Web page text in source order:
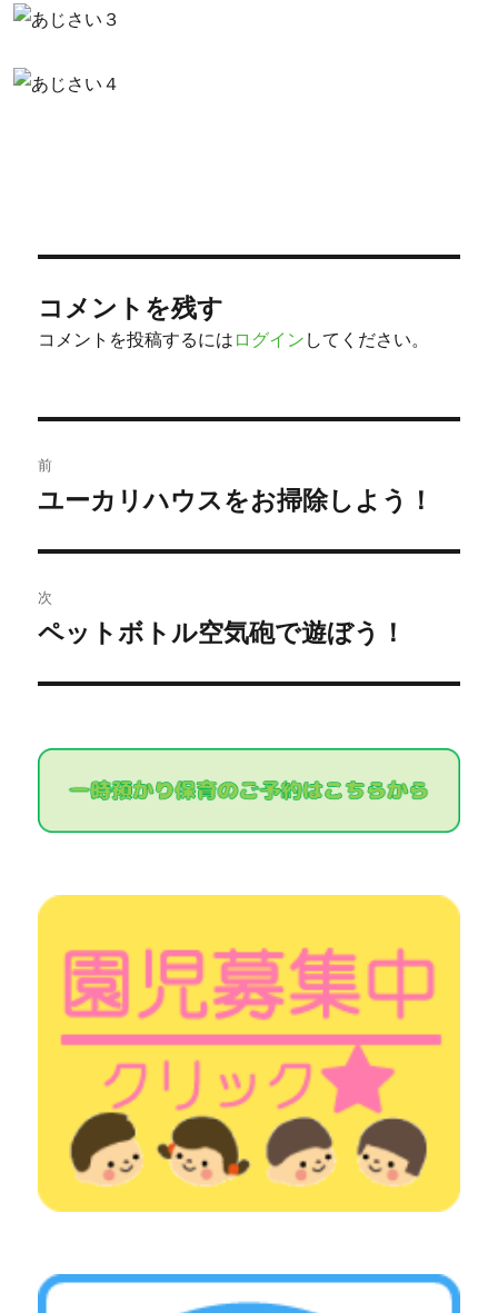
コメントを残す
コメントを投稿するには ログイン してください。
稿
ビ
ゲ
ー
ョ
ン
前
過
の
投
稿:
ユーカリハウスをお掃除しよう！
次
次
投
ペットボトル空気砲で遊ぼう！